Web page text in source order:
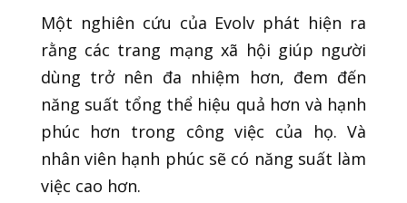
Một nghiên cứu của Evolv phát hiện ra
rằng các trang mạng xã hội giúp người
dùng trở nên đa nhiệm hơn, đem đến
năng suất tổng thể hiệu quả hơn và hạnh
phúc hơn trong công việc của họ. Và
nhân viên hạnh phúc sẽ có năng suất làm
việc cao hơn.